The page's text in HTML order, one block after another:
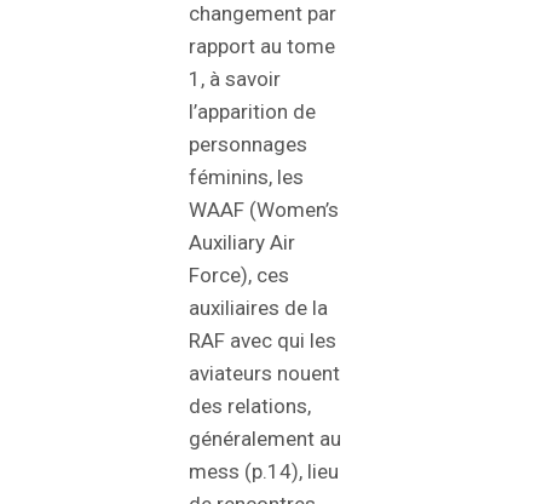
changement par
rapport au tome
1, à savoir
l’apparition de
personnages
féminins, les
WAAF (Women’s
Auxiliary Air
Force), ces
auxiliaires de la
RAF avec qui les
aviateurs nouent
des relations,
généralement au
mess (p.14), lieu